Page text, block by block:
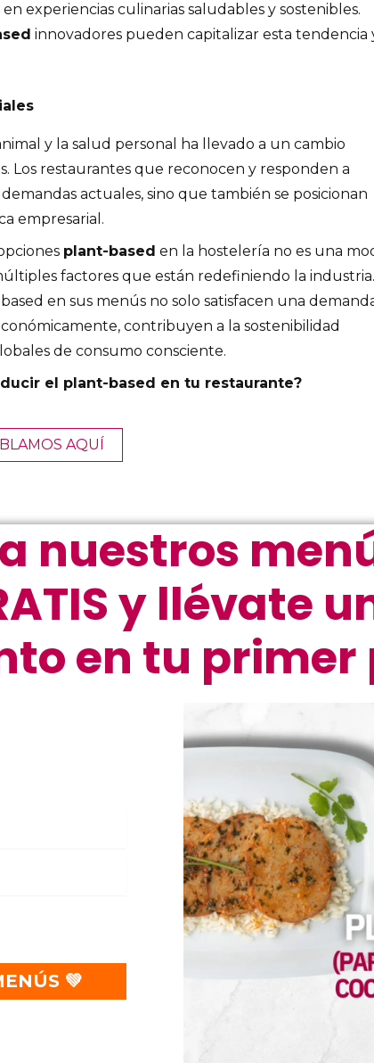
experiencias culinarias saludables y sostenibles.
innovadores pueden capitalizar esta tendencia
y la salud personal ha llevado a un cambio
Los restaurantes que reconocen y responden a
actuales, sino que también se posicionan
empresarial.
plant-based en la hostelería no es una
factores que están redefiniendo la industria.
en sus menús no solo satisfacen una
contribuyen a la sostenibilidad
de consumo consciente.
el plant-based en tu restaurante?
AQUÍ
nuestros
y llévate
en tu primer
💚